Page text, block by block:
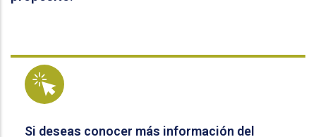
Si deseas conocer más información del